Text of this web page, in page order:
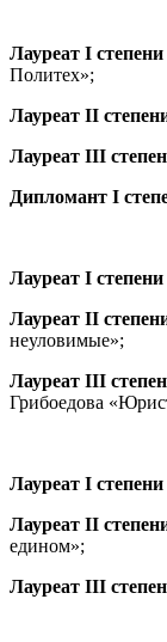
Лауреат I степени
Политех»;
Лауреат II
Лауреат III
Дипломант I
Лауреат I степени
Лауреат II
неуловимые»;
Лауреат III
Грибоедова
Лауреат I степени
Лауреат II
едином»;
Лауреат III